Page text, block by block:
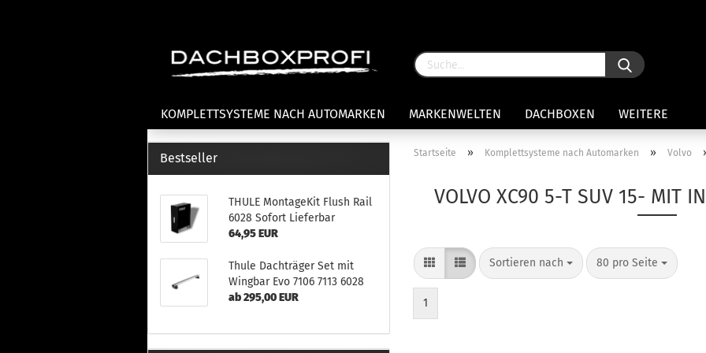
KOMPLETTSYSTEME NACH AUTOMARKEN MARKENWELTEN DACHBOXEN WEITERE
Dachfahrradträger
Heckklappenfahrradträger
Anhängekupplungsträger
E-Bike Fahrradträger
Zubehör Fahrradträger
Lastenträgerfüße
Universaltträger Reling
Thule Montagekits 50.. für 7105
Clamp Fußsatz Fahrzeuge mit
Thule Kits 30.. für 753 Fußsatz
mit Fixpunkte
Startseite » Komplettsysteme nach Automarken » Volvo
VOLVO XC90 5-T SUV 15- MIT
Sortieren nach 80 pro Seite
1
Bestseller
THULE MontageKit Flush Rail
6028 Sofort Lieferbar
64,95 EUR
Thule Dachträger Set mit
Wingbar Evo 7106 7113 6028
ab 295,00 EUR